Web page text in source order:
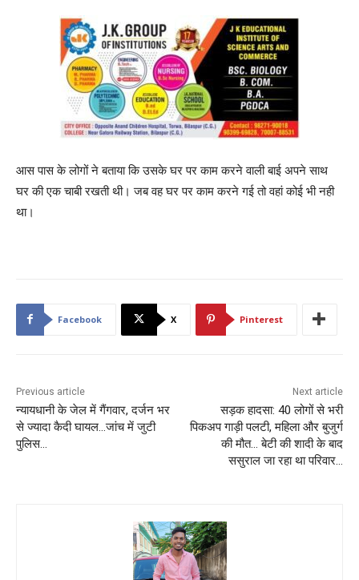
आस पास के लोगों ने बताया कि उसके घर पर काम करने वाली बाई अपने साथ
घर की एक चाबी रखती थी। जब वह घर पर काम करने गई तो वहां कोई भी नही
था।
Facebook X Pinterest
Previous article
न्यायधानी के जेल में गैंगवार, दर्जन भर
से ज्यादा कैदी घायल…जांच में जुटी
पुलिस…
Next article
सड़क हादसा: 40 लोगों से भरी
पिकअप गाड़ी पलटी, महिला और बुजुर्ग
की मौत… बेटी की शादी के बाद
ससुराल जा रहा था परिवार…